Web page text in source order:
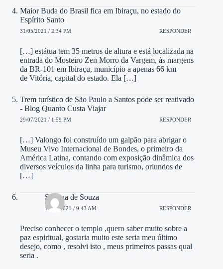
Maior Buda do Brasil fica em Ibiraçu, no estado do
Espírito Santo
31/05/2021 / 2:34 PM RESPONDER
[…] estátua tem 35 metros de altura e está localizada na
entrada do Mosteiro Zen Morro da Vargem, às margens
da BR-101 em Ibiraçu, município a apenas 66 km
de Vitória, capital do estado. Ela […]
Trem turístico de São Paulo a Santos pode ser reativado
- Blog Quanto Custa Viajar
29/07/2021 / 1:59 PM RESPONDER
[…] Valongo foi construído um galpão para abrigar o
Museu Vivo Internacional de Bondes, o primeiro da
América Latina, contando com exposição dinâmica dos
diversos veículos da linha para turismo, oriundos de
[…]
Silvana de Souza
16/09/2021 / 9:43 AM RESPONDER
Preciso conhecer o templo ,quero saber muito sobre a
paz espiritual, gostaria muito este seria meu último
desejo, como , resolvi isto , meus primeiros passas qual
seria .